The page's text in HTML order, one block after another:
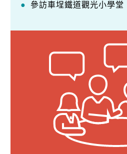
參訪車埕鐵道觀光小學堂